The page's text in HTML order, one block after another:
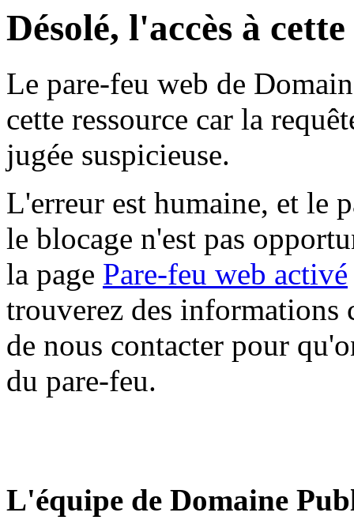
Désolé, l'accès à
Le pare-feu web de
cette ressource car la
jugée suspicieuse.
L'erreur est humaine, et le
le blocage n'est pas
la page Pare-feu web activé
trouverez des informations
de nous contacter pour
du pare-feu.
L'équipe de Domaine